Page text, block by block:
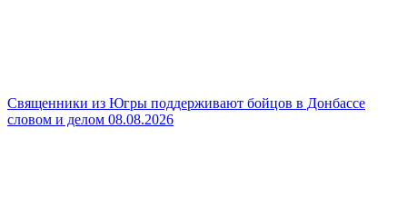
Священники из Югры поддерживают бойцов в Донбассе
словом и делом 08.08.2026